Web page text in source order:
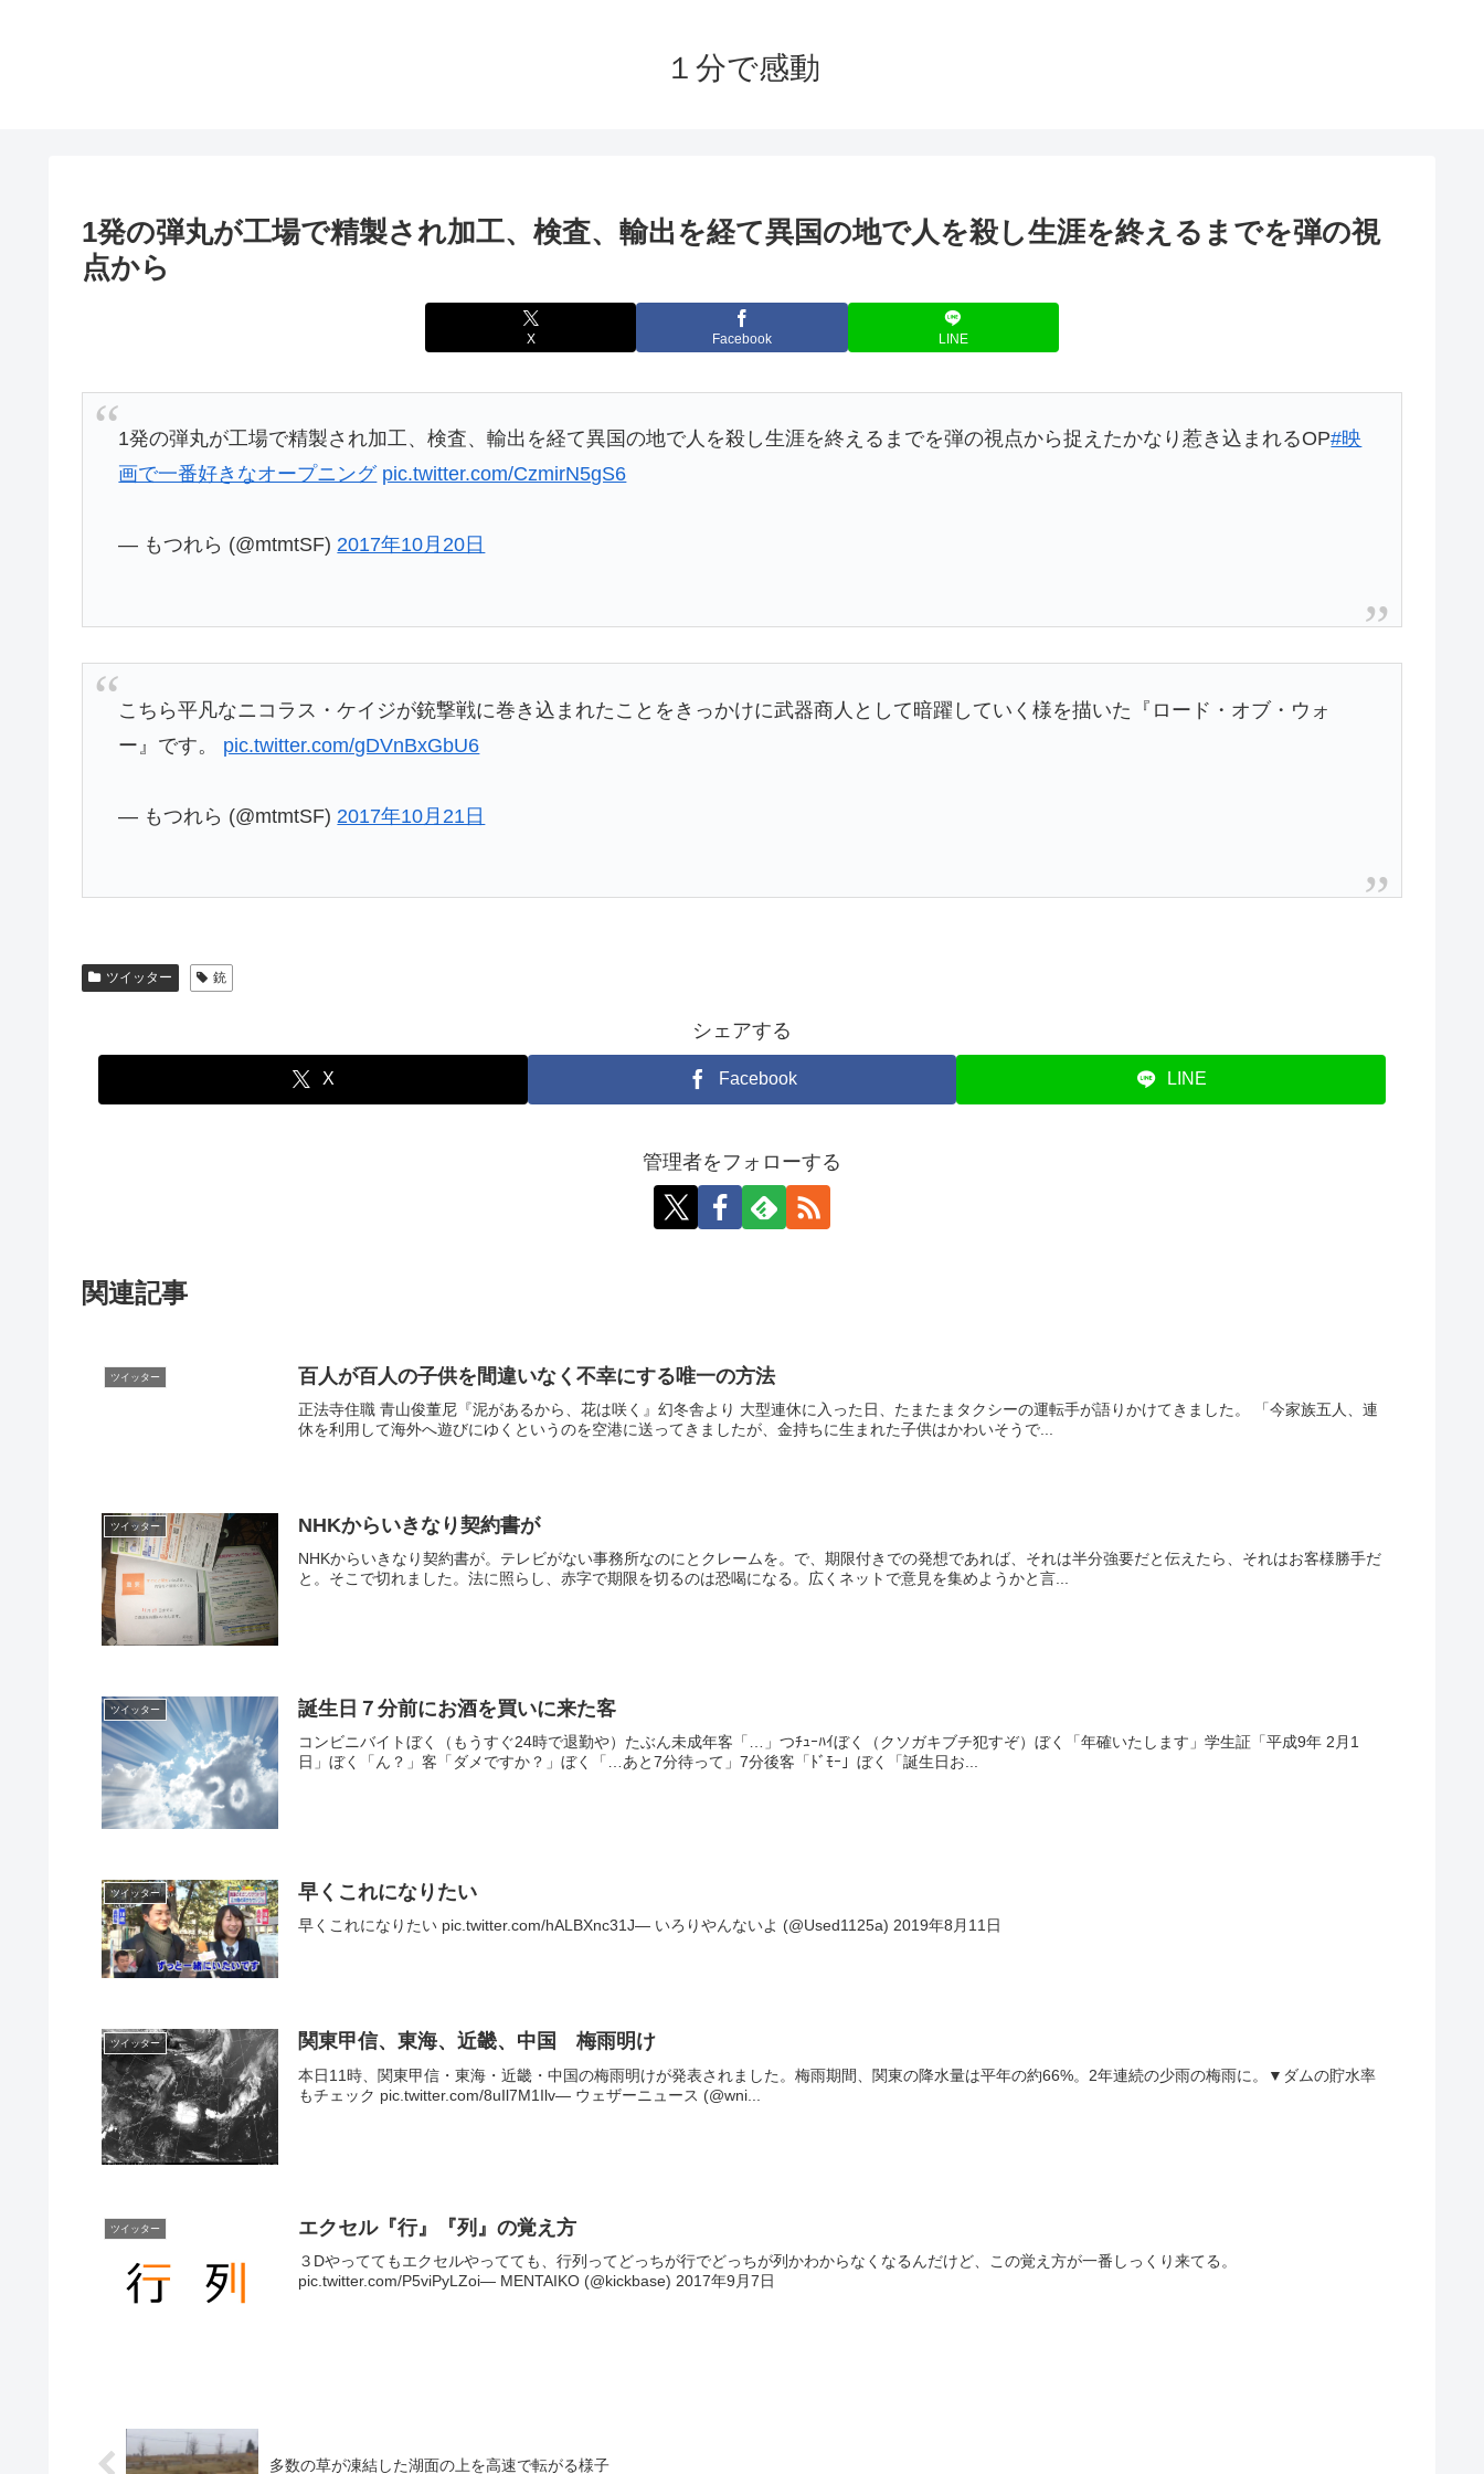
１分で感動
1発の弾丸が工場で精製され加工、検査、輸出を経て異国の地で人を殺し生涯を終えるまでを弾の視
点から
X Facebook LINE
1発の弾丸が工場で精製され加工、検査、輸出を経て異国の地で人を殺し生涯を終えるまでを弾の視点から捉えたかなり惹き込まれるOP#映
画で一番好きなオープニング pic.twitter.com/CzmirN5gS6
— もつれら (@mtmtSF) 2017年10月20日
こちら平凡なニコラス・ケイジが銃撃戦に巻き込まれたことをきっかけに武器商人として暗躍していく様を描いた『ロード・オブ・ウォ
ー』です。 pic.twitter.com/gDVnBxGbU6
— もつれら (@mtmtSF) 2017年10月21日
ツイッター 銃
シェアする
X Facebook LINE
管理者をフォローする
関連記事
ツイッター 百人が百人の子供を間違いなく不幸にする唯一の方法
正法寺住職 青山俊董尼『泥があるから、花は咲く』幻冬舎より 大型連休に入った日、たまたまタクシーの運転手が語りかけてきました。 「今家族五人、連
休を利用して海外へ遊びにゆくというのを空港に送ってきましたが、金持ちに生まれた子供はかわいそうで...
ツイッター NHKからいきなり契約書が
NHKからいきなり契約書が。テレビがない事務所なのにとクレームを。で、期限付きでの発想であれば、それは半分強要だと伝えたら、それはお客様勝手だ
と。そこで切れました。法に照らし、赤字で期限を切るのは恐喝になる。広くネットで意見を集めようかと言...
ツイッター 誕生日７分前にお酒を買いに来た客
コンビニバイトぼく（もうすぐ24時で退勤や）たぶん未成年客「…」つﾁｭｰﾊｲぼく（クソガキブチ犯すぞ）ぼく「年確いたします」学生証「平成9年 2月1
日」ぼく「ん？」客「ダメですか？」ぼく「…あと7分待って」7分後客「ﾄﾞﾓｰ」ぼく「誕生日お...
ツイッター 早くこれになりたい
早くこれになりたい pic.twitter.com/hALBXnc31J— いろりやんないよ (@Used1125a) 2019年8月11日
ツイッター 関東甲信、東海、近畿、中国 梅雨明け
本日11時、関東甲信・東海・近畿・中国の梅雨明けが発表されました。梅雨期間、関東の降水量は平年の約66%。2年連続の少雨の梅雨に。▼ダムの貯水率
もチェック pic.twitter.com/8uIl7M1Ilv— ウェザーニュース (@wni...
ツイッター エクセル『行』『列』の覚え方
３Dやっててもエクセルやってても、行列ってどっちが行でどっちが列かわからなくなるんだけど、この覚え方が一番しっくり来てる。
pic.twitter.com/P5viPyLZoi— MENTAIKO (@kickbase) 2017年9月7日
多数の草が凍結した湖面の上を高速で転がる様子